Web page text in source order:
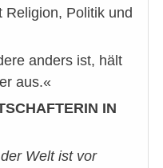
Religion, Politik und
anders ist, hält
aus.«
IN
Welt ist vor